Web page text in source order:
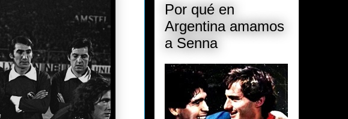
Por qué en
Argentina amamos
a Senna